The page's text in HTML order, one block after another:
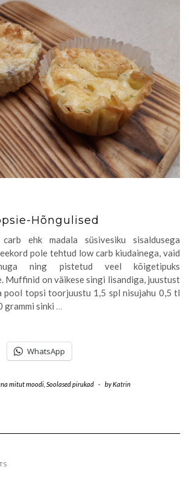
Hõngulised
ehk madala süsivesiku sisaldusega
pole tehtud low carb kiudainega, vaid
ning pistetud veel kõigetipuks
Muffinid on väikese singi lisandiga, juustust
pool topsi toorjuustu 1,5 spl nisujahu 0,5 tl
grammi sinki …
WhatsApp
mitut moodi Soolased pirukad - byKatrin